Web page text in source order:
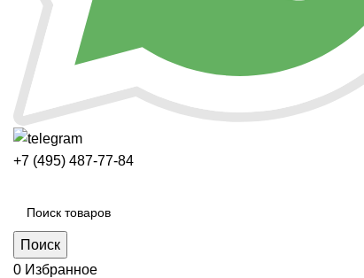
+7 (495) 487-77-84
Поиск
0 Избранное